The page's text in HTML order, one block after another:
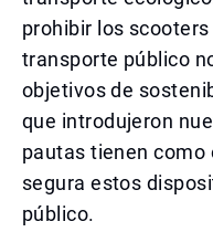
prohibir los
transporte público
objetivos de
que introdujeron
pautas tienen
segura estos
público.